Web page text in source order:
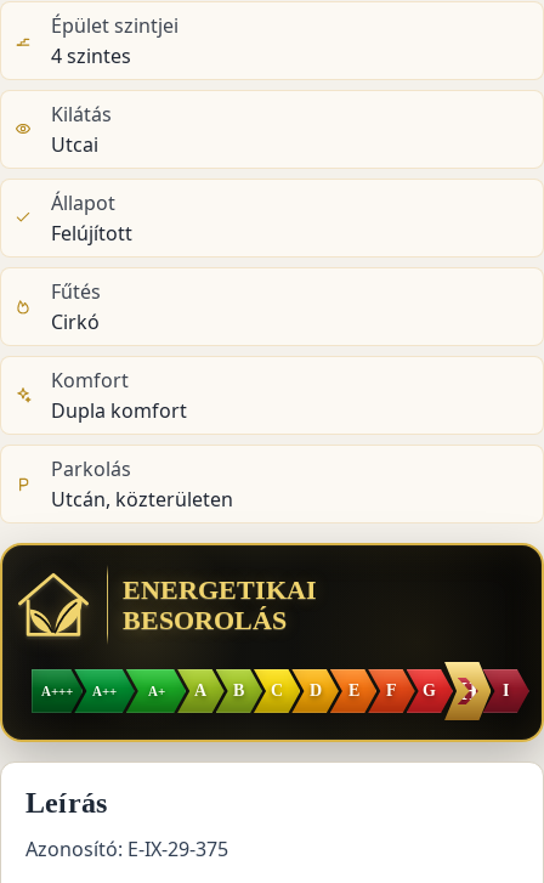
Épület szintjei
4 szintes
Kilátás
Utcai
Állapot
Felújított
Fűtés
Cirkó
Komfort
Dupla komfort
Parkolás
Utcán, közterületen
ENERGETIKAI
BESOROLÁS
A+++ A++ A+ A B C D E F G H I
Leírás
Azonosító: E-IX-29-375